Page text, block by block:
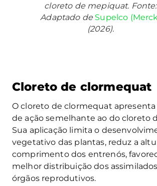
cloreto de mepiquat. Fonte:
Adaptado de Supelco
(2026).
Cloreto de clormequat
O cloreto de clormequat
de ação semelhante ao do cloreto
Sua aplicação limita o
vegetativo das plantas, reduz a
comprimento dos entrenós,
melhor distribuição dos
órgãos reprodutivos.